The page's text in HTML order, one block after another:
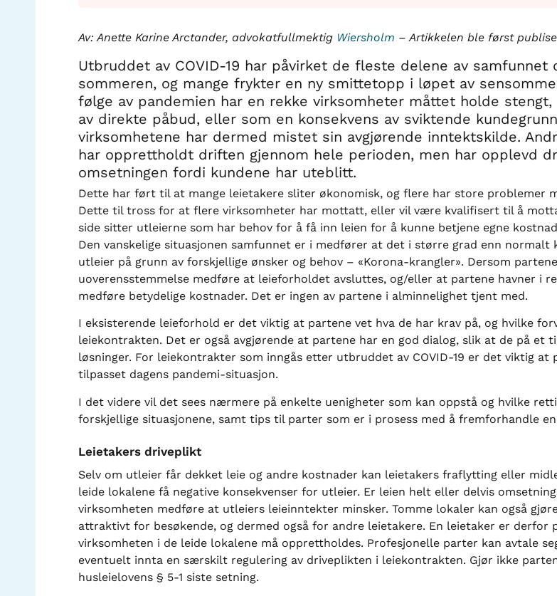
Av: Anette Karine Arctander, advokatfullmektig Wiersholm – Artikkelen ble først
Utbruddet av COVID-19 har påvirket de fleste delene av samfunnet
sommeren, og mange frykter en ny smittetopp i løpet av
følge av pandemien har en rekke virksomheter måttet holde
av direkte påbud, eller som en konsekvens av sviktende
virksomhetene har dermed mistet sin avgjørende inntektskilde.
har opprettholdt driften gjennom hele perioden, men har opplevd
omsetningen fordi kundene har uteblitt.
Dette har ført til at mange leietakere sliter økonomisk, og flere har store problemer
Dette til tross for at flere virksomheter har mottatt, eller vil være kvalifisert til å
side sitter utleierne som har behov for å få inn leien for å kunne betjene egne
Den vanskelige situasjonen samfunnet er i medfører at det i større grad enn
utleier på grunn av forskjellige ønsker og behov – «Korona-krangler». Dersom
uoverensstemmelse medføre at leieforholdet avsluttes, og/eller at partene havner i
medføre betydelige kostnader. Det er ingen av partene i alminnelighet tjent med.
I eksisterende leieforhold er det viktig at partene vet hva de har krav på, og hvilke
leiekontrakten. Det er også avgjørende at partene har en god dialog, slik at de på
løsninger. For leiekontrakter som inngås etter utbruddet av COVID-19 er det viktig
tilpasset dagens pandemi-situasjon.
I det videre vil det sees nærmere på enkelte uenigheter som kan oppstå og hvilke
forskjellige situasjonene, samt tips til parter som er i prosess med å fremforhandle
Leietakers driveplikt
Selv om utleier får dekket leie og andre kostnader kan leietakers fraflytting eller
leide lokalene få negative konsekvenser for utleier. Er leien helt eller delvis
virksomheten medføre at utleiers leieinntekter minsker. Tomme lokaler kan også
attraktivt for besøkende, og dermed også for andre leietakere. En leietaker er
virksomheten i de leide lokalene må opprettholdes. Profesjonelle parter kan avtale
eventuelt innta en særskilt regulering av driveplikten i leiekontrakten. Gjør ikke
husleielovens § 5-1 siste setning.